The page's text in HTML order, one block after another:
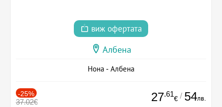
виж офертата
Албена
Нона - Албена
-25%
37.02€ 27.61
€ / 54лв.